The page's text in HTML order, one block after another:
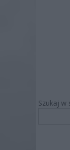
Szukaj w